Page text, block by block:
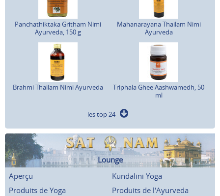
Panchathiktaka Gritham Nimi
Ayurveda, 150 g
Mahanarayana Thailam Nimi
Ayurveda
Brahmi Thailam Nimi Ayurveda
Triphala Ghee Aashwamedh, 50
ml
les top 24
Lounge
Aperçu
Kundalini Yoga
Produits de Yoga
Produits de l'Ayurveda